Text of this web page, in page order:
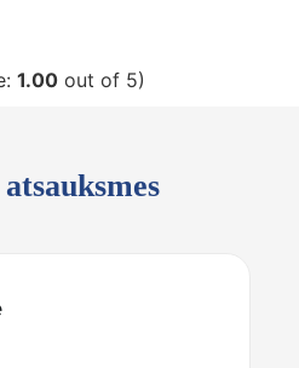
1.00 out of 5)